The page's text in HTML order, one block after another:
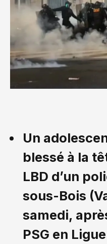
Un
blessé à la
LBD d’un
sous-Bois
samedi,
PSG en